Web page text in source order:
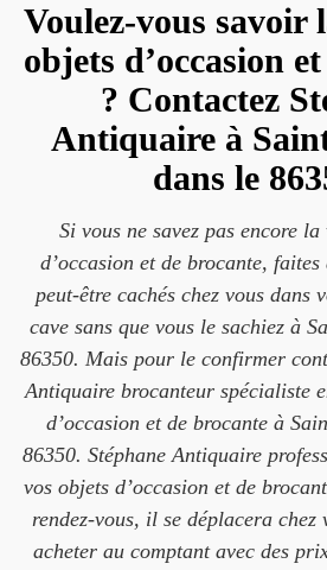
Voulez-vous savoir
objets d’occasion
? Contactez
Antiquaire à
dans le
Si vous ne savez pas encore
d’occasion et de brocante,
peut-être cachés chez vous dans
cave sans que vous le sachiez à
86350. Mais pour le confirmer
Antiquaire brocanteur spécialiste
d’occasion et de brocante à
86350. Stéphane Antiquaire
vos objets d’occasion et de
rendez-vous, il se déplacera chez
acheter au comptant avec des